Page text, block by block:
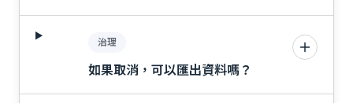
治理
如果取消，可以匯出資料嗎？